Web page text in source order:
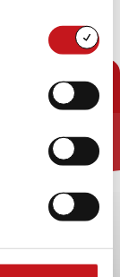
säännöt ja